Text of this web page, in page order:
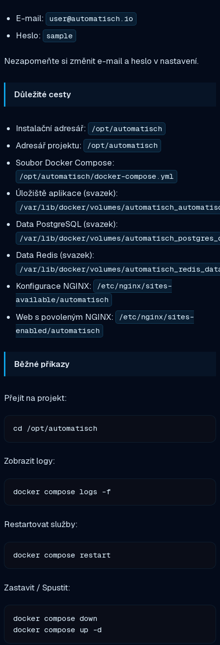
E-mail: user@automatisch.io
Heslo: sample
Nezapomeňte si změnit e-mail a heslo v nastavení.
Důležité cesty
Instalační adresář: /opt/automatisch
Adresář projektu: /opt/automatisch
Soubor Docker Compose:
/opt/automatisch/docker-compose.yml
Úložiště aplikace (svazek):
/var/lib/docker/volumes/
Data PostgreSQL (svazek):
/var/lib/docker/volumes/
Data Redis (svazek):
/var/lib/docker/volumes/
Konfigurace NGINX:
/etc/nginx/sites-
available/automatisch
Web s povoleným NGINX:
/etc/nginx/sites-
enabled/automatisch
Běžné příkazy
Přejít na projekt:
Zobrazit logy:
Restartovat služby:
Zastavit / Spustit:
docker compose down